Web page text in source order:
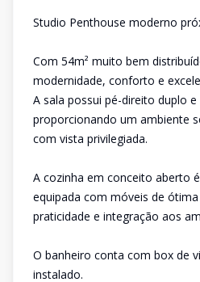
Studio Penthouse moderno
Com 54m² muito bem
modernidade, conforto e
A sala possui pé-direito duplo
proporcionando um ambiente
com vista privilegiada.
A cozinha em conceito aberto
equipada com móveis de
praticidade e integração aos
O banheiro conta com box de
instalado.